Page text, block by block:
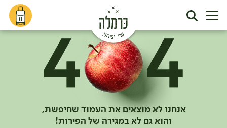
0
אנחנו לא מוצאים את העמוד שחיפשת,
והוא גם לא במגירה של הפירות!